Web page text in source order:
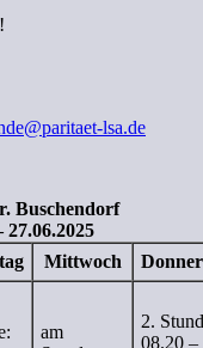
lsa.de
Buschendorf
27.06.2025
Mittwoch
am
2.
08.20 –